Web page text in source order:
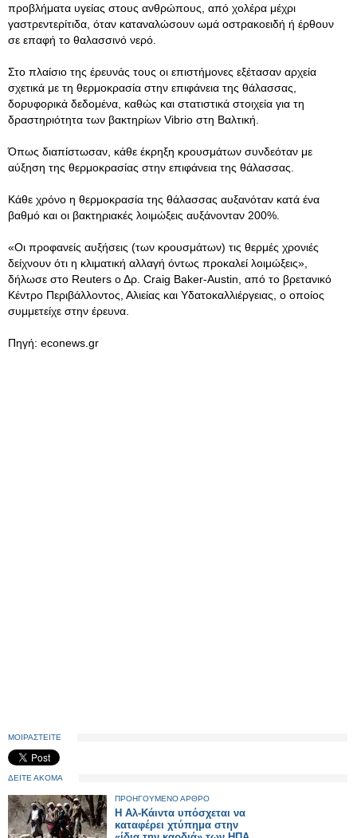
προβλήματα υγείας στους ανθρώπους, από χολέρα μέχρι
γαστρεντερίτιδα, όταν καταναλώσουν ωμά οστρακοειδή ή έρθουν
σε επαφή το θαλασσινό νερό.
Στο πλαίσιο της έρευνάς τους οι επιστήμονες εξέτασαν αρχεία
σχετικά με τη θερμοκρασία στην επιφάνεια της θάλασσας,
δορυφορικά δεδομένα, καθώς και στατιστικά στοιχεία για τη
δραστηριότητα των βακτηρίων Vibrio στη Βαλτική.
Όπως διαπίστωσαν, κάθε έκρηξη κρουσμάτων συνδεόταν με
αύξηση της θερμοκρασίας στην επιφάνεια της θάλασσας.
Κάθε χρόνο η θερμοκρασία της θάλασσας αυξανόταν κατά ένα
βαθμό και οι βακτηριακές λοιμώξεις αυξάνονταν 200%.
«Οι προφανείς αυξήσεις (των κρουσμάτων) τις θερμές χρονιές
δείχνουν ότι η κλιματική αλλαγή όντως προκαλεί λοιμώξεις»,
δήλωσε στο Reuters ο Δρ. Craig Baker-Austin, από το βρετανικό
Κέντρο Περιβάλλοντος, Αλιείας και Υδατοκαλλιέργειας, ο οποίος
συμμετείχε στην έρευνα.
Πηγή: econews.gr
ΜΟΙΡΑΣΤΕΙΤΕ
ΔΕΙΤΕ ΑΚΟΜΑ
ΠΡΟΗΓΟΥΜΕΝΟ ΑΡΘΡΟ
Η Αλ-Κάιντα υπόσχεται να
καταφέρει χτύπημα στην